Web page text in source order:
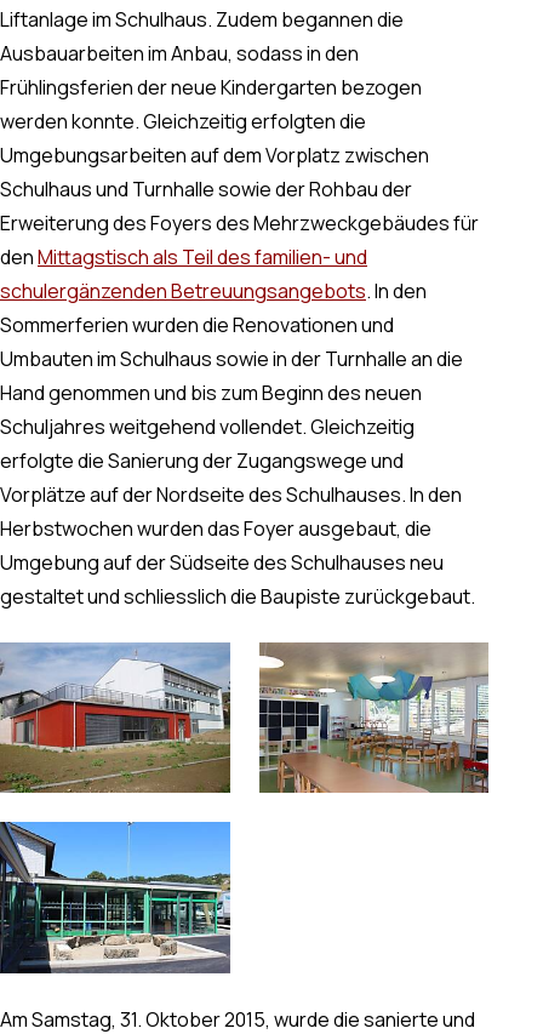
Liftanlage im Schulhaus. Zudem begannen die
Ausbauarbeiten im Anbau, sodass in den
Frühlingsferien der neue Kindergarten bezogen
werden konnte. Gleichzeitig erfolgten die
Umgebungsarbeiten auf dem Vorplatz zwischen
Schulhaus und Turnhalle sowie der Rohbau der
Erweiterung des Foyers des Mehrzweckgebäudes für
denMittagstisch als Teil des familien- und
schulergänzenden Betreuungsangebots. In den
Sommerferien wurden die Renovationen und
Umbauten im Schulhaus sowie in der Turnhalle an die
Hand genommen und bis zum Beginn des neuen
Schuljahres weitgehend vollendet. Gleichzeitig
erfolgte die Sanierung der Zugangswege und
Vorplätze auf der Nordseite des Schulhauses. In den
Herbstwochen wurden das Foyer ausgebaut, die
Umgebung auf der Südseite des Schulhauses neu
gestaltet und schliesslich die Baupiste zurückgebaut.
Am Samstag, 31. Oktober 2015, wurde die sanierte und